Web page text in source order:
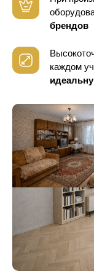
брендов
каждом